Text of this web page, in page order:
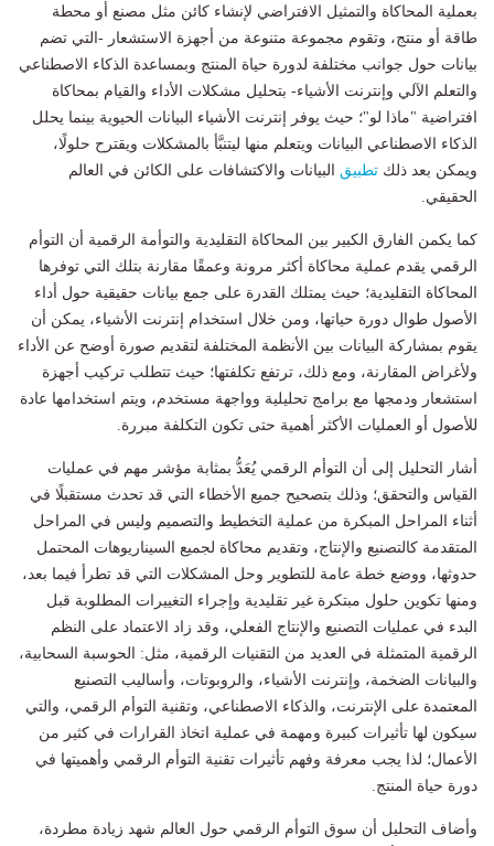
بعملية المحاكاة والتمثيل الافتراضي لإنشاء كائن مثل مصنع أو محطة
طاقة أو منتج، وتقوم مجموعة متنوعة من أجهزة الاستشعار -التي تضم
بيانات حول جوانب مختلفة لدورة حياة المنتج وبمساعدة الذكاء الاصطناعي
والتعلم الآلي وإنترنت الأشياء- بتحليل مشكلات الأداء والقيام بمحاكاة
افتراضية "ماذا لو"؛ حيث يوفر إنترنت الأشياء البيانات الحيوية بينما يحلل
الذكاء الاصطناعي البيانات ويتعلم منها ليتنبَّأ بالمشكلات ويقترح حلولًا،
ويمكن بعد ذلك تطبيق البيانات والاكتشافات على الكائن في العالم
الحقيقي.
كما يكمن الفارق الكبير بين المحاكاة التقليدية والتوأمة الرقمية أن التوأم
الرقمي يقدم عملية محاكاة أكثر مرونة وعمقًا مقارنة بتلك التي توفرها
المحاكاة التقليدية؛ حيث يمتلك القدرة على جمع بيانات حقيقية حول أداء
الأصول طوال دورة حياتها، ومن خلال استخدام إنترنت الأشياء، يمكن أن
يقوم بمشاركة البيانات بين الأنظمة المختلفة لتقديم صورة أوضح عن الأداء
ولأغراض المقارنة، ومع ذلك، ترتفع تكلفتها؛ حيث تتطلب تركيب أجهزة
استشعار ودمجها مع برامج تحليلية وواجهة مستخدم، ويتم استخدامها عادة
للأصول أو العمليات الأكثر أهمية حتى تكون التكلفة مبررة.
أشار التحليل إلى أن التوأم الرقمي يُعَدُّ بمثابة مؤشر مهم في عمليات
القياس والتحقق؛ وذلك بتصحيح جميع الأخطاء التي قد تحدث مستقبلًا في
أثناء المراحل المبكرة من عملية التخطيط والتصميم وليس في المراحل
المتقدمة كالتصنيع والإنتاج، وتقديم محاكاة لجميع السيناريوهات المحتمل
حدوثها، ووضع خطة عامة للتطوير وحل المشكلات التي قد تطرأ فيما بعد،
ومنها تكوين حلول مبتكرة غير تقليدية وإجراء التغييرات المطلوبة قبل
البدء في عمليات التصنيع والإنتاج الفعلي، وقد زاد الاعتماد على النظم
الرقمية المتمثلة في العديد من التقنيات الرقمية، مثل: الحوسبة السحابية،
والبيانات الضخمة، وإنترنت الأشياء، والروبوتات، وأساليب التصنيع
المعتمدة على الإنترنت، والذكاء الاصطناعي، وتقنية التوأم الرقمي، والتي
سيكون لها تأثيرات كبيرة ومهمة في عملية اتخاذ القرارات في كثير من
الأعمال؛ لذا يجب معرفة وفهم تأثيرات تقنية التوأم الرقمي وأهميتها في
دورة حياة المنتج.
وأضاف التحليل أن سوق التوأم الرقمي حول العالم شهد زيادة مطردة،